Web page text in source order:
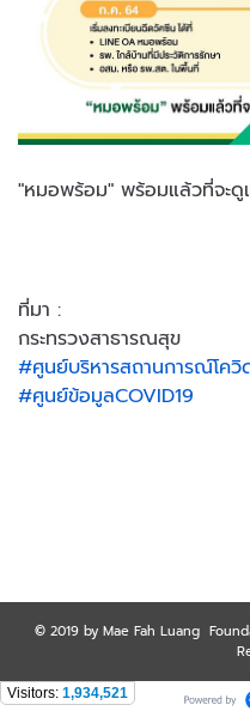
"หมอพร้อม" พร้อมแล้วที่จะดู
ที่มา :
กระทรวงสาธารณสุข
#ศูนย์บริหารสถานการณ์โควิ
#ศูนย์ข้อมูลCOVID19
© 2019 by Mae Fah Luang
Visitors: 1,934,521